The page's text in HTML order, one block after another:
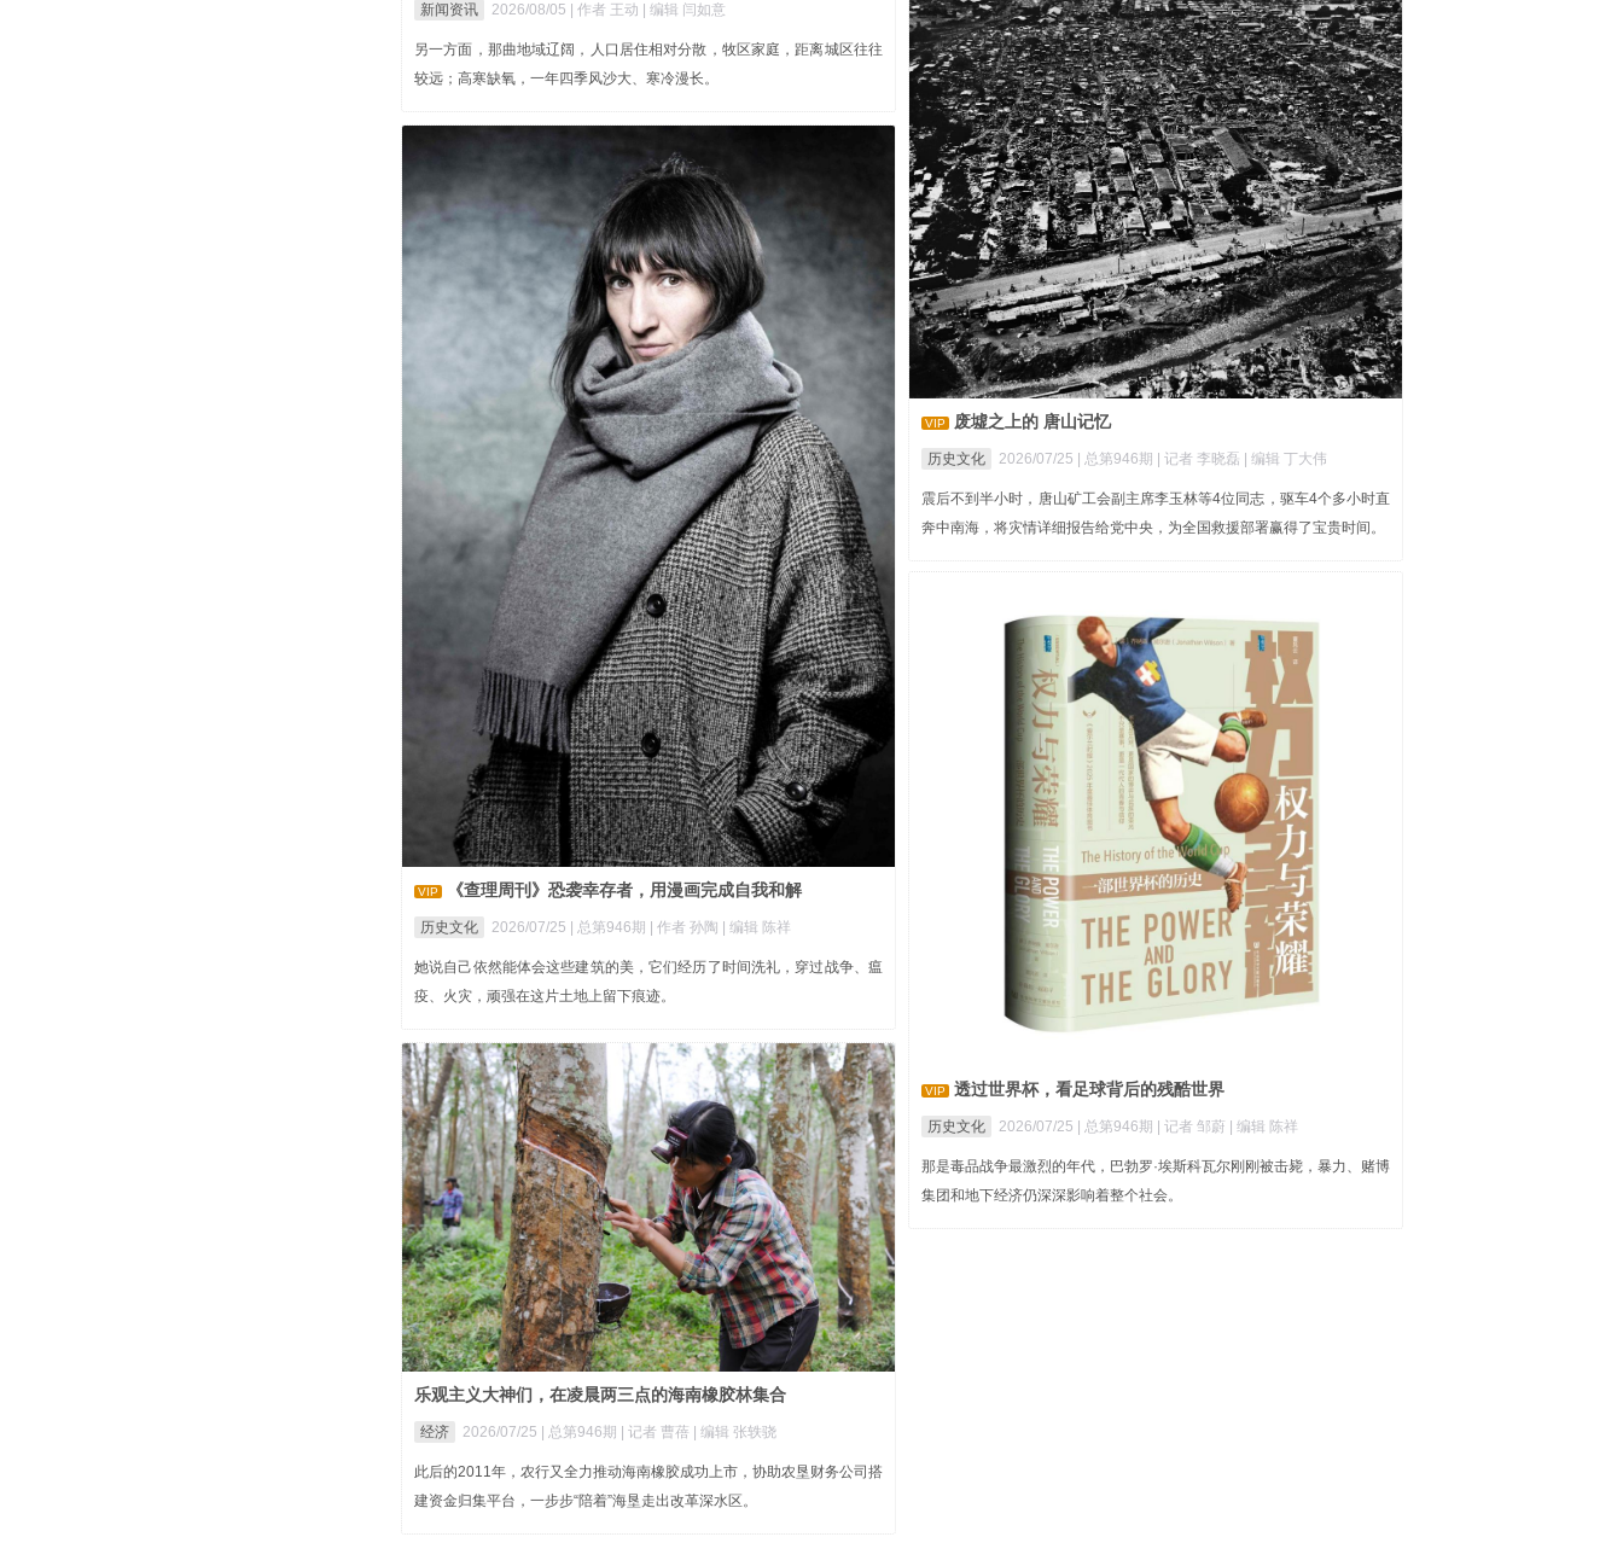
新闻资讯 2026/08/05 | 作者 王动 | 编辑 闫如意
另一方面，那曲地域辽阔，人口居住相对分散，牧区家庭，距离城区往往
较远；高寒缺氧，一年四季风沙大、寒冷漫长。
VIP 废墟之上的 唐山记忆
历史文化 2026/07/25 | 总第946期 | 记者 李晓磊 | 编辑 丁大伟
震后不到半小时，唐山矿工会副主席李玉林等4位同志，驱车4个多小时直
奔中南海，将灾情详细报告给党中央，为全国救援部署赢得了宝贵时间。
VIP 《查理周刊》恐袭幸存者，用漫画完成自我和解
历史文化 2026/07/25 | 总第946期 | 作者 孙陶 | 编辑 陈祥
她说自己依然能体会这些建筑的美，它们经历了时间洗礼，穿过战争、瘟
疫、火灾，顽强在这片土地上留下痕迹。
VIP 透过世界杯，看足球背后的残酷世界
历史文化 2026/07/25 | 总第946期 | 记者 邹蔚 | 编辑 陈祥
那是毒品战争最激烈的年代，巴勃罗·埃斯科瓦尔刚刚被击毙，暴力、赌博
集团和地下经济仍深深影响着整个社会。
乐观主义大神们，在凌晨两三点的海南橡胶林集合
经济 2026/07/25 | 总第946期 | 记者 曹蓓 | 编辑 张轶骁
此后的2011年，农行又全力推动海南橡胶成功上市，协助农垦财务公司搭
建资金归集平台，一步步“陪着”海垦走出改革深水区。